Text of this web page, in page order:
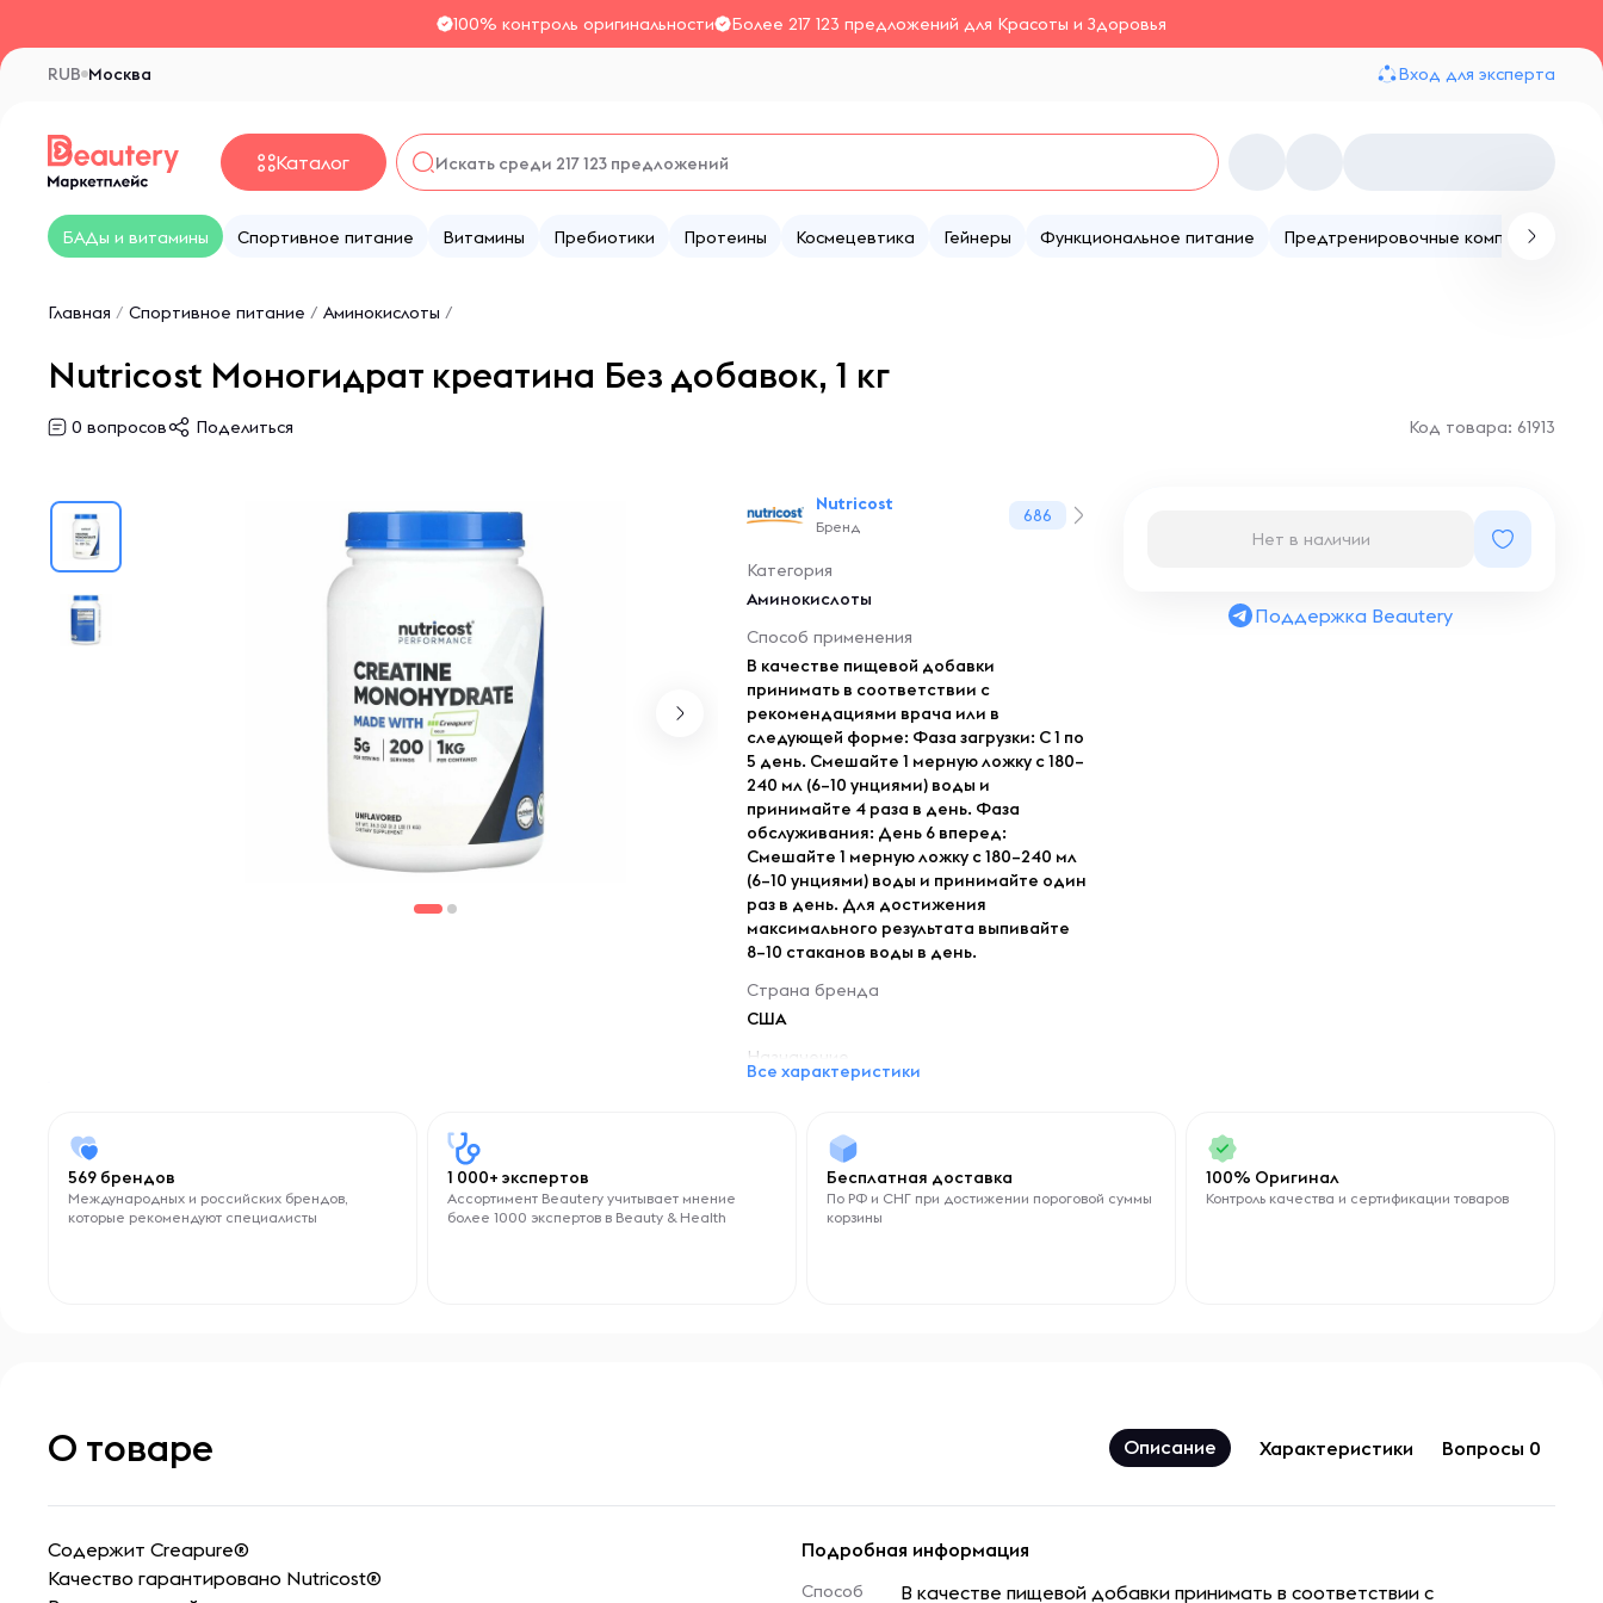
100% контроль оригинальности Более 217 123 предложений для Красоты и Здоровья
Москва
RUB Вход для эксперта
Каталог
БАДы и витамины Спортивное питание Витамины Пребиотики Протеины Космецевтика Гейнеры Функциональное питание Предтренировочные комплексы
Главная / Спортивное питание / Аминокислоты /
Nutricost Моногидрат креатина Без добавок, 1 кг
0 вопросов Поделиться Код товара: 61913
Nutricost
Бренд
686
Категория
Аминокислоты
Способ применения
В качестве пищевой добавки
принимать в соответствии с
рекомендациями врача или в
следующей форме: Фаза загрузки: С 1 по
5 день. Смешайте 1 мерную ложку с 180–
240 мл (6–10 унциями) воды и
принимайте 4 раза в день. Фаза
обслуживания: День 6 вперед:
Смешайте 1 мерную ложку с 180–240 мл
(6–10 унциями) воды и принимайте один
раз в день. Для достижения
максимального результата выпивайте
8–10 стаканов воды в день.
Страна бренда
США
Назначение
Для выносливости
Для здоровья
Для восстановления
Женщины
Все характеристики
Нет в наличии
Поддержка Beautery
569 брендов
Международных и российских брендов,
которые рекомендуют специалисты
1 000+ экспертов
Ассортимент Beautery учитывает мнение
более 1000 экспертов в Beauty & Health
Бесплатная доставка
По РФ и СНГ при достижении пороговой суммы
корзины
100% Оригинал
Контроль качества и сертификации товаров
О товаре Описание Характеристики Вопросы 0
Содержит Creapure®
Качество гарантировано Nutricost®
Подробная информация
Способ
В качестве пищевой добавки принимать в соответствии с